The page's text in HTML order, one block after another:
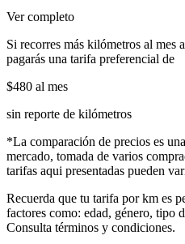
Ver completo
Si recorres más kilómetros al mes
pagarás una tarifa preferencial de
$480 al mes
sin reporte de kilómetros
*La comparación de precios es
mercado, tomada de varios
tarifas aqui presentadas pueden
Recuerda que tu tarifa por km es
factores como: edad, género, tipo
Consulta términos y condiciones.